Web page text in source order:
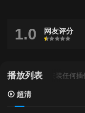
1.0 网友评分
很差
较差还行推荐力荐
播放列表
超清- 无需安装任何插件
超清